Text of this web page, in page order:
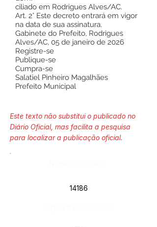
ciliado em Rodrigues Alves/AC.
Art. 2° Este decreto entrará em vigor
na data de sua assinatura.
Gabinete do Prefeito, Rodrigues
Alves/AC, 05 de janeiro de 2026
Registre-se
Publique-se
Cumpra-se
Salatiel Pinheiro Magalhães
Prefeito Municipal
Este texto não substitui o publicado no
Diário Oficial, mas facilita a pesquisa
para localizar a publicação oficial.
14186